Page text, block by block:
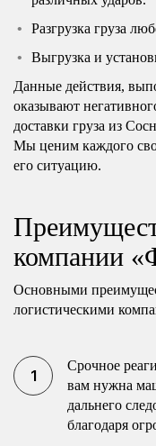
Разгрузка груза
Выгрузка и
Данные действия,
оказывают
доставки груза из
Мы ценим каждого
его ситуацию.
компании
Основными
логистическими
Срочное
вам нужна
дальнего
благодаря